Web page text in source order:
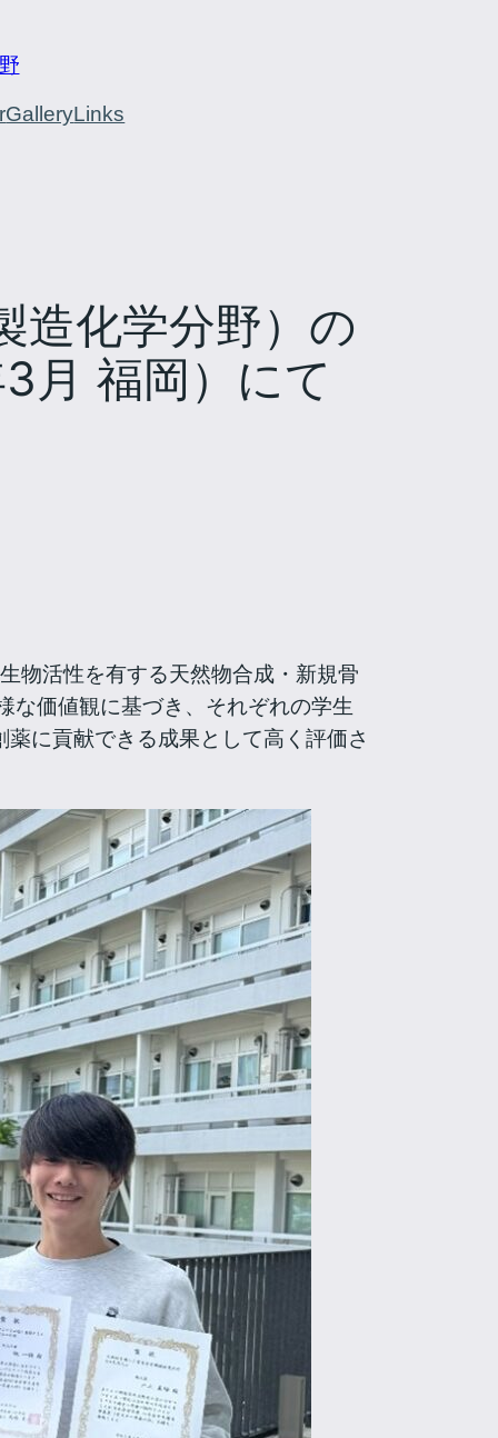
GalleryLinks
造化学分野）の
月 福岡）にて
物活性を有する天然物合成・新規骨
な価値観に基づき、それぞれの学生
に貢献できる成果として高く評価さ